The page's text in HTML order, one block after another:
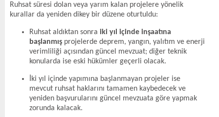
Ruhsat süresi dolan veya yarım kalan projelere yönelik
kurallar da yeniden dikey bir düzene oturtuldu:
Ruhsat aldıktan sonra iki yıl içinde inşaatına
başlanmış projelerde deprem, yangın, yalıtım ve enerji
verimliliği açısından güncel mevzuat; diğer teknik
konularda ise eski hükümler geçerli olacak.
İki yıl içinde yapımına başlanmayan projeler ise
mevcut ruhsat haklarını tamamen kaybedecek ve
yeniden başvurularını güncel mevzuata göre yapmak
zorunda kalacak.